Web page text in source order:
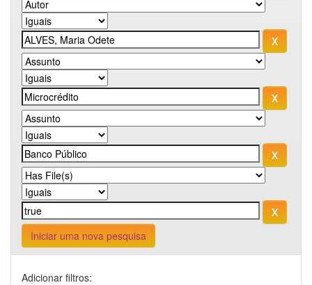
Iniciar uma nova pesquisa
Adicionar filtros: